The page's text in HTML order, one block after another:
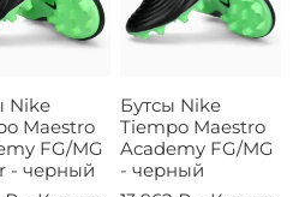
Nike
Maestro
FG/MG
- черный
Бутсы Nike
Tiempo Maestro
Academy FG/MG
- черный